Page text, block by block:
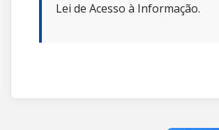
Lei de Acesso à Informação.